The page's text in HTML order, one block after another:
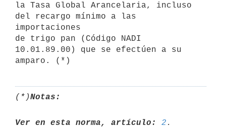
la Tasa Global Arancelaria, incluso
del recargo mínimo a las
importaciones
de trigo pan (Código NADI
10.01.89.00) que se efectúen a su
(*)Notas:
Ver en esta norma, artículo: 2